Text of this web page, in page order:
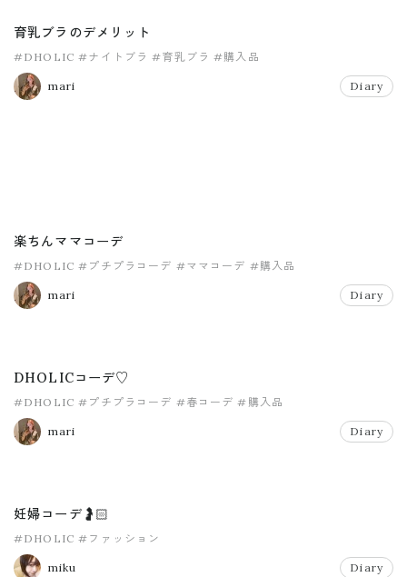
育乳ブラのデメリット
#DHOLIC #ナイトブラ #育乳ブラ #購入品
mari Diary
楽ちんママコーデ
#DHOLIC #プチプラコーデ #ママコーデ #購入品
mari Diary
DHOLICコーデ♡
#DHOLIC #プチプラコーデ #春コーデ #購入品
mari Diary
妊婦コーデ🤰🏻
#DHOLIC #ファッション
miku Diary